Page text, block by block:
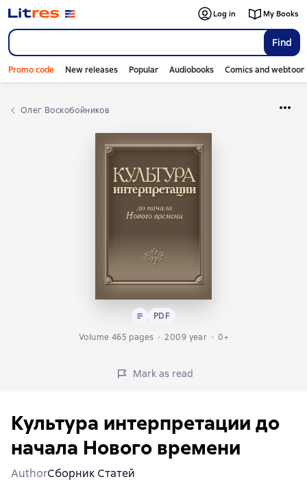
Find
Log in My Books
Promo code New releases Popular Audiobooks Comics and
Олег Воскобойников
Text PDF
PDF
Volume 465 pages
2009 year 0+
Mark as read
Культура интерпретации до
начала Нового времени
AuthorСборник Статей